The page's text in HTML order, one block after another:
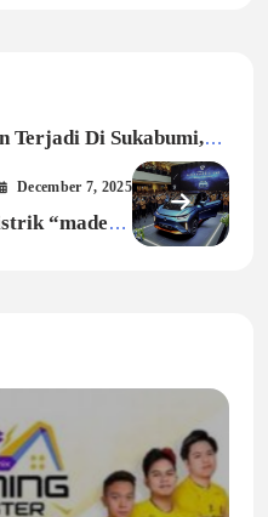
Terjadi Di Sukabumi,
Pemicu Utama
December 7, 2025
“made In